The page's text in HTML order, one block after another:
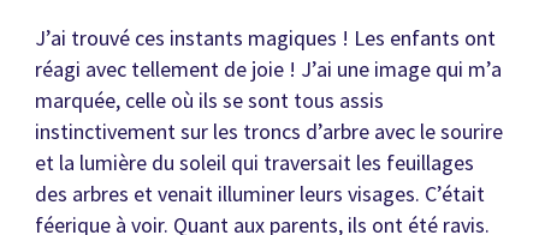
J’ai trouvé ces instants magiques ! Les enfants ont
réagi avec tellement de joie ! J’ai une image qui m’a
marquée, celle où ils se sont tous assis
instinctivement sur les troncs d’arbre avec le sourire
et la lumière du soleil qui traversait les feuillages
des arbres et venait illuminer leurs visages. C’était
féerique à voir. Quant aux parents, ils ont été ravis.